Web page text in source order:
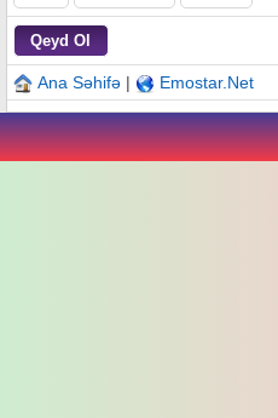
Ana Səhifə | Emostar.Net